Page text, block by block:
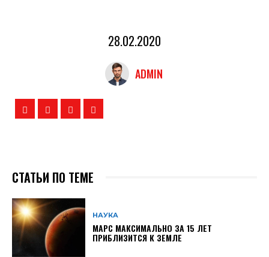
28.02.2020
ADMIN
СТАТЬИ ПО ТЕМЕ
НАУКА
МАРС МАКСИМАЛЬНО ЗА 15 ЛЕТ
ПРИБЛИЗИТСЯ К ЗЕМЛЕ